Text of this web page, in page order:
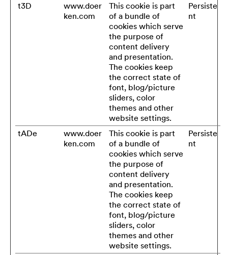
t3D
www.doer
ken.com
This cookie is part
of a bundle of
cookies which serve
the purpose of
content delivery
and presentation.
The cookies keep
the correct state of
font, blog/picture
sliders, color
themes and other
website settings.
Persiste
nt
tADe
www.doer
ken.com
This cookie is part
of a bundle of
cookies which serve
the purpose of
content delivery
and presentation.
The cookies keep
the correct state of
font, blog/picture
sliders, color
themes and other
website settings.
Persiste
nt